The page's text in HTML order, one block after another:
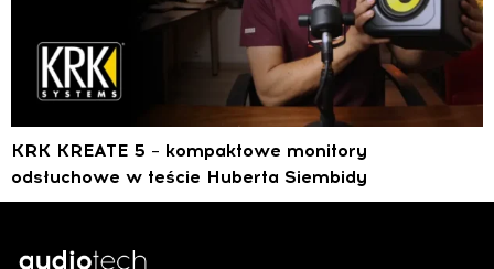
KRK KREATE 5 – kompaktowe monitory
odsłuchowe w teście Huberta Siembidy